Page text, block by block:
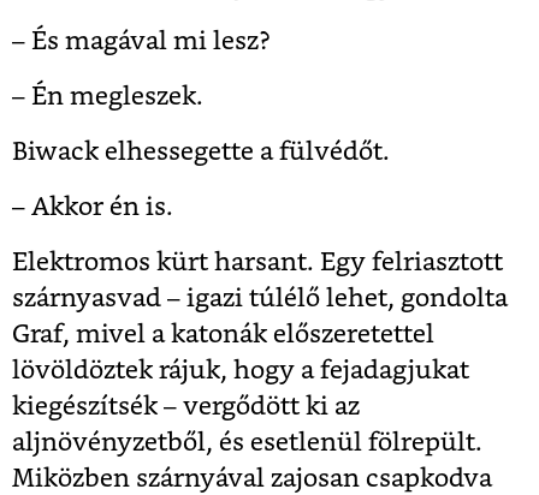
– És magával mi lesz?
– Én megleszek.
Biwack elhessegette a fülvédőt.
– Akkor én is.
Elektromos kürt harsant. Egy felriasztott
szárnyasvad – igazi túlélő lehet, gondolta
Graf, mivel a katonák előszeretettel
lövöldöztek rájuk, hogy a fejadagjukat
kiegészítsék – vergődött ki az
aljnövényzetből, és esetlenül fölrepült.
Miközben szárnyával zajosan csapkodva